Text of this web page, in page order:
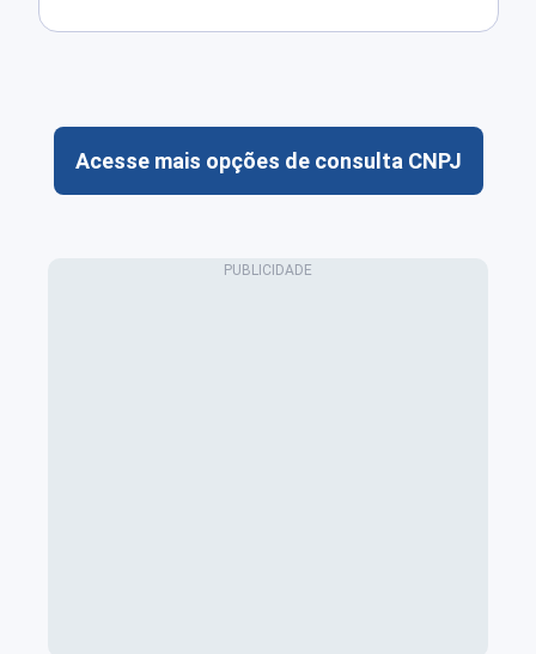
Acesse mais opções de consulta CNPJ